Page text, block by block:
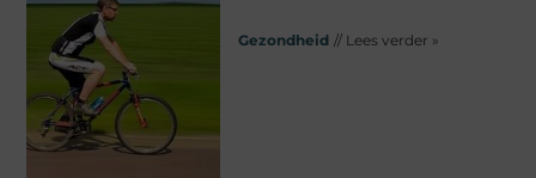
Gezondheid // Lees verder »